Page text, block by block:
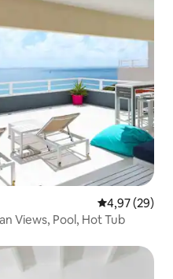
Gemiddelde
4,97 (29)
Views, Pool, Hot Tub